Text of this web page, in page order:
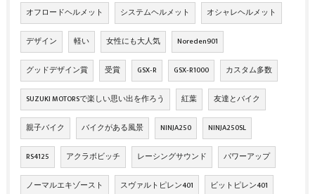
オフロードヘルメット システムヘルメット オシャレヘルメット
デザイン 軽い 女性にも大人気 Noreden901
グッドデザイン賞 受賞 GSX‐R GSX‐R1000 カスタム多数
SUZUKI MOTORSで楽しい思い出を作ろう 紅葉 友達とバイク
親子バイク バイクがある風景 NINJA250 NINJA250SL
RS4125 アクラボビッチ レーシングサウンド パワーアップ
ノーマルエキゾースト スヴァルトピレン401 ビットピレン401